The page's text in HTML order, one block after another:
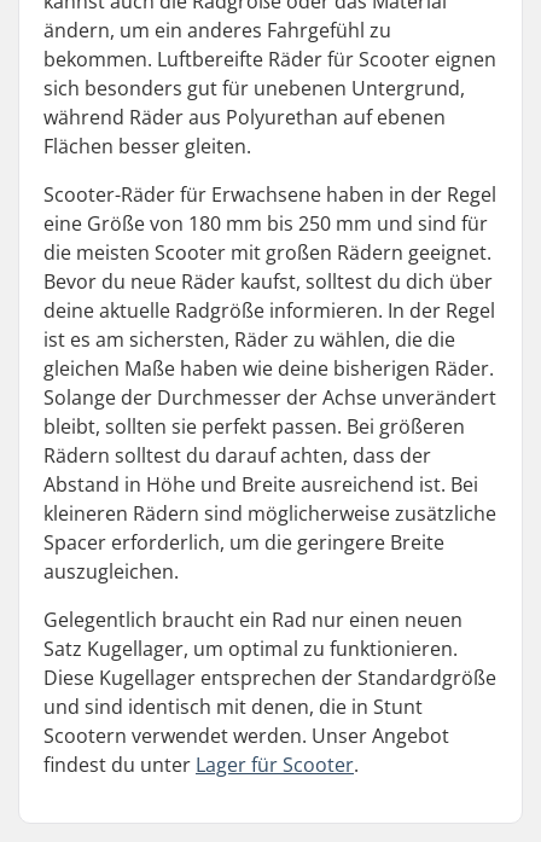
ändern, um ein anderes Fahrgefühl zu
bekommen. Luftbereifte Räder für Scooter eignen
sich besonders gut für unebenen Untergrund,
während Räder aus Polyurethan auf ebenen
Flächen besser gleiten.
Scooter-Räder für Erwachsene haben in der Regel
eine Größe von 180 mm bis 250 mm und sind für
die meisten Scooter mit großen Rädern geeignet.
Bevor du neue Räder kaufst, solltest du dich über
deine aktuelle Radgröße informieren. In der Regel
ist es am sichersten, Räder zu wählen, die die
gleichen Maße haben wie deine bisherigen Räder.
Solange der Durchmesser der Achse unverändert
bleibt, sollten sie perfekt passen. Bei größeren
Rädern solltest du darauf achten, dass der
Abstand in Höhe und Breite ausreichend ist. Bei
kleineren Rädern sind möglicherweise zusätzliche
Spacer erforderlich, um die geringere Breite
auszugleichen.
Gelegentlich braucht ein Rad nur einen neuen
Satz Kugellager, um optimal zu funktionieren.
Diese Kugellager entsprechen der Standardgröße
und sind identisch mit denen, die in Stunt
Scootern verwendet werden. Unser Angebot
findest du unter Lager für Scooter.